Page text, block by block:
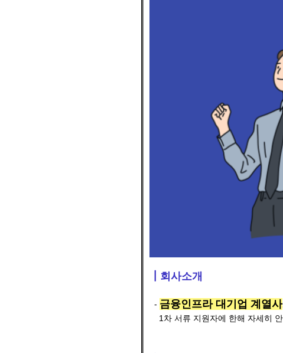
┃회사소개
- 금융인프라 대기업 계열사
1차 서류 지원자에 한해 자세히 안